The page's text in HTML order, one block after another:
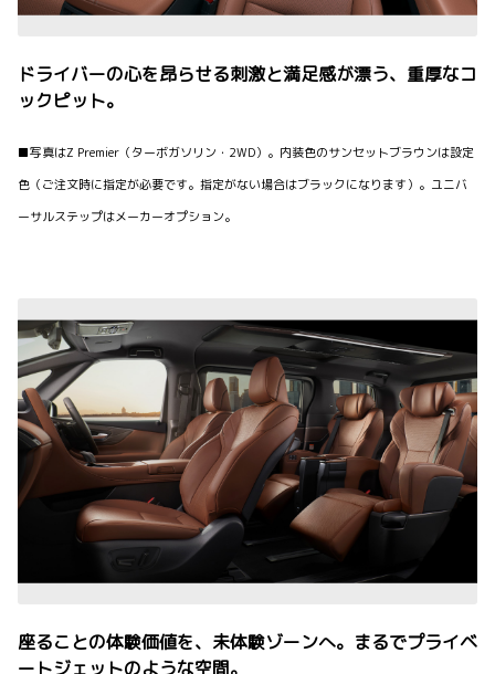
ドライバーの心を昂らせる刺激と満足感が漂う、重厚なコ
ックピット。
■写真はZ Premier（ターボガソリン・2WD）。内装色のサンセットブラウンは設定
色（ご注文時に指定が必要です。指定がない場合はブラックになります）。ユニバ
ーサルステップはメーカーオプション。
座ることの体験価値を、未体験ゾーンへ。まるでプライベ
ートジェットのような空間。